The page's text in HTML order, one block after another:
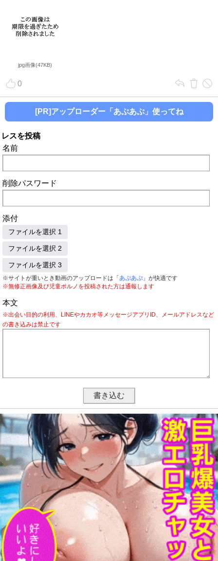
jpg画像(47KB)
0
[PR]アップローダー「あぷあぷ」使ってね
レスを投稿
名前
削除パスワード
添付
ファイルを選択 1
ファイルを選択 2
ファイルを選択 3
※サイトが重いとき動画のアップロードは「 あぷあぷ 」が快適です
※無修正画像及び児童ポルノを投稿された方は通報します
本文
※出会い目的の利用、LINEやカカオ等メッセージアプリID、メールアドレスなど
の書き込みは禁止です